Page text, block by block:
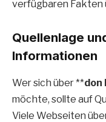
verfügbaren Fakten
Quellenlage
Informationen
Wer sich über **don
möchte, sollte auf
Viele Webseiten